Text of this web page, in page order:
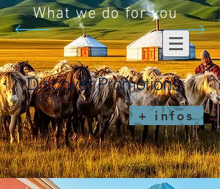
What we do for you
Discover Promotions
+ infos